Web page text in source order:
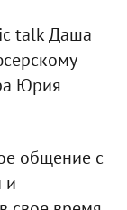
talk Даша
Юрия
общение с
и